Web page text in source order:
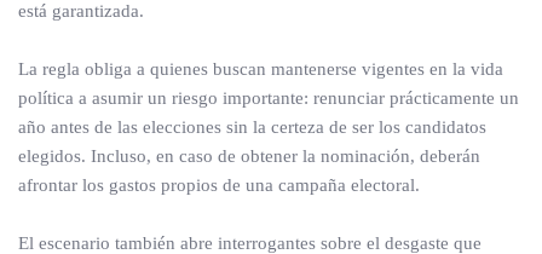
está garantizada.
La regla obliga a quienes buscan mantenerse vigentes en la vida
política a asumir un riesgo importante: renunciar prácticamente un
año antes de las elecciones sin la certeza de ser los candidatos
elegidos. Incluso, en caso de obtener la nominación, deberán
afrontar los gastos propios de una campaña electoral.
El escenario también abre interrogantes sobre el desgaste que